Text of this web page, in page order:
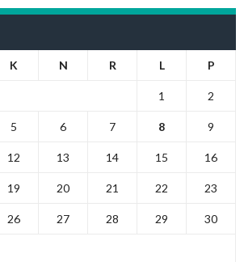
K N R L P
1 2
5 6 7 8 9
12 13 14 15 16
19 20 21 22 23
26 27 28 29 30